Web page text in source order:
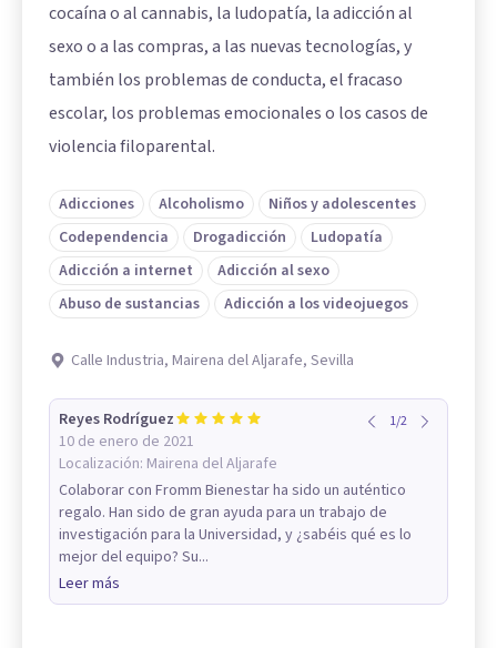
cocaína o al cannabis, la ludopatía, la adicción al
sexo o a las compras, a las nuevas tecnologías, y
también los problemas de conducta, el fracaso
escolar, los problemas emocionales o los casos de
violencia filoparental.
Adicciones Alcoholismo
Niños y adolescentes
Codependencia
Drogadicción
Ludopatía
Adicción a internet
Adicción al sexo
Abuso de sustancias
Adicción a los videojuegos
Calle Industria, Mairena del Aljarafe, Sevilla
Reyes Rodríguez
10 de enero de 2021
Localización: Mairena del Aljarafe
1/2
Colaborar con Fromm Bienestar ha sido un auténtico
regalo. Han sido de gran ayuda para un trabajo de
investigación para la Universidad, y ¿sabéis qué es lo
mejor del equipo? Su...
Leer más